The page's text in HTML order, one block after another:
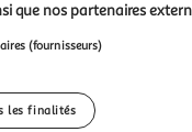
que nos partenaires
(fournisseurs)
les finalités